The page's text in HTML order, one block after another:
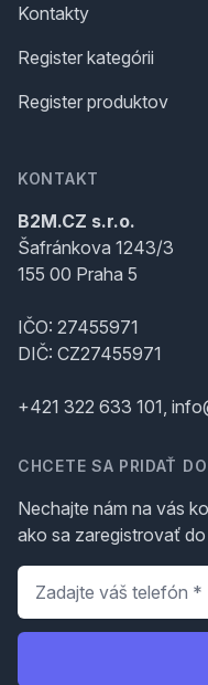
Kontakty
Register kategórii
Register produktov
KONTAKT
B2M.CZ s.r.o.
Šafránkova 1243/3
155 00 Praha 5
IČO: 27455971
DIČ: CZ27455971
+421 322 633 101,
CHCETE SA PRIDAŤ
Nechajte nám na vás
ako sa zaregistrovať
Telefón